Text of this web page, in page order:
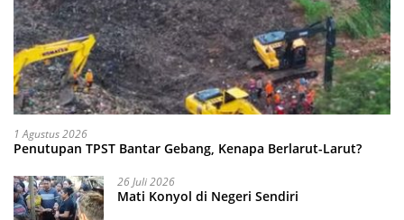
1 Agustus 2026
Penutupan TPST Bantar Gebang, Kenapa Berlarut-Larut?
26 Juli 2026
Mati Konyol di Negeri Sendiri